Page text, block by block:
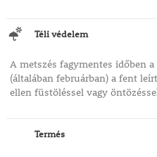
Téli védelem
A metszés fagymentes időben
(általában februárban) a fent
ellen füstöléssel vagy
Termés